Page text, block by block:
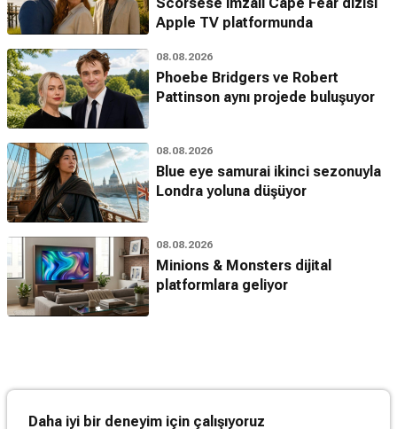
Apple TV platformunda
08.08.2026
Phoebe Bridgers ve Robert
Pattinson aynı projede buluşuyor
08.08.2026
Blue eye samurai ikinci sezonuyla
Londra yoluna düşüyor
08.08.2026
Minions & Monsters dijital
platformlara geliyor
Daha iyi bir deneyim için çalışıyoruz